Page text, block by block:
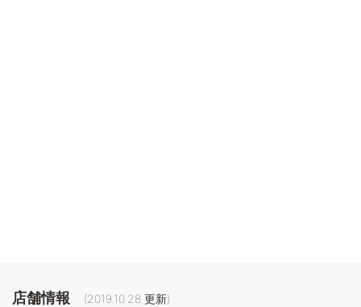
店舗情報 (2019.10.28 更新)